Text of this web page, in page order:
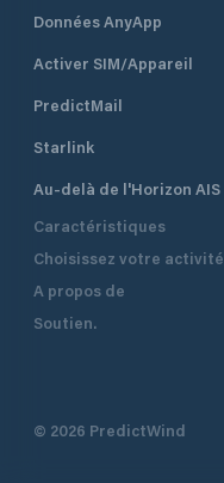
Données AnyApp
Activer SIM/Appareil
PredictMail
Starlink
Au-delà de l'Horizon AIS
Caractéristiques
Routage Météo
Routage bateau à moteur
Suivi GPS
Choisissez votre activité
Croisière
A propos de
Aperçu
Soutien.
Nous contacter
© 2026 PredictWind